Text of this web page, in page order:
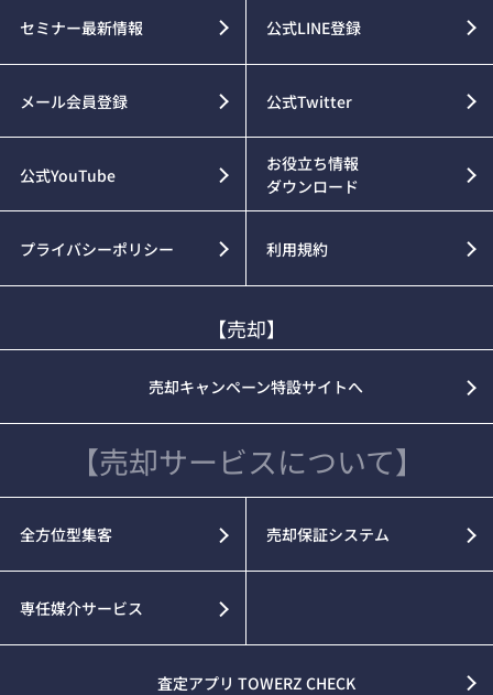
セミナー最新情報 公式LINE登録
メール会員登録 公式Twitter
公式YouTube
お役立ち情報
ダウンロード
プライバシーポリシー 利用規約
【売却】
売却キャンペーン特設サイトへ
【売却サービスについて】
全方位型集客 売却保証システム
専任媒介サービス
査定アプリ TOWERZ CHECK